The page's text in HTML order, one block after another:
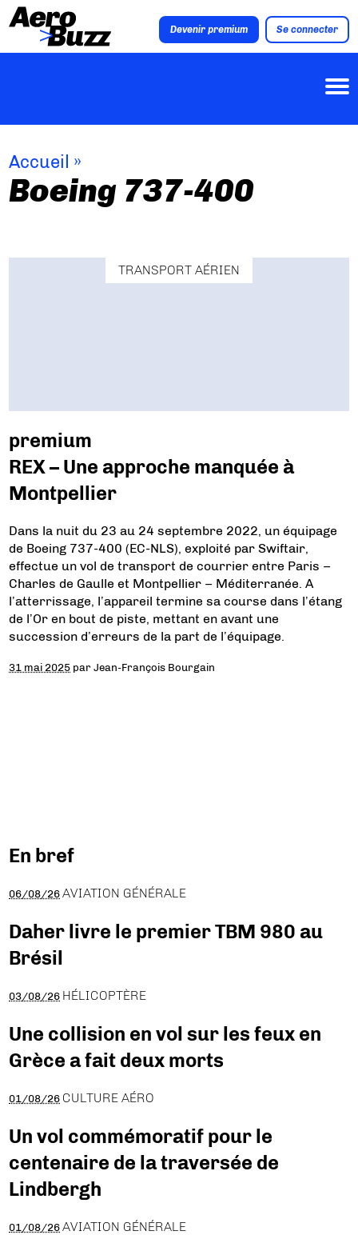
Devenir premium Se connecter
Accueil »
Boeing 737-400
TRANSPORT AÉRIEN
premium
REX – Une approche manquée à
Montpellier
Dans la nuit du 23 au 24 septembre 2022, un équipage
de Boeing 737-400 (EC-NLS), exploité par Swiftair,
effectue un vol de transport de courrier entre Paris –
Charles de Gaulle et Montpellier – Méditerranée. A
l’atterrissage, l’appareil termine sa course dans l’étang
de l’Or en bout de piste, mettant en avant une
succession d’erreurs de la part de l’équipage.
31 mai 2025 parJean-François Bourgain
En bref
06/08/26 AVIATION GÉNÉRALE
Daher livre le premier TBM 980 au
Brésil
03/08/26 HÉLICOPTÈRE
Une collision en vol sur les feux en
Grèce a fait deux morts
01/08/26 CULTURE AÉRO
Un vol commémoratif pour le
centenaire de la traversée de
Lindbergh
01/08/26 AVIATION GÉNÉRALE